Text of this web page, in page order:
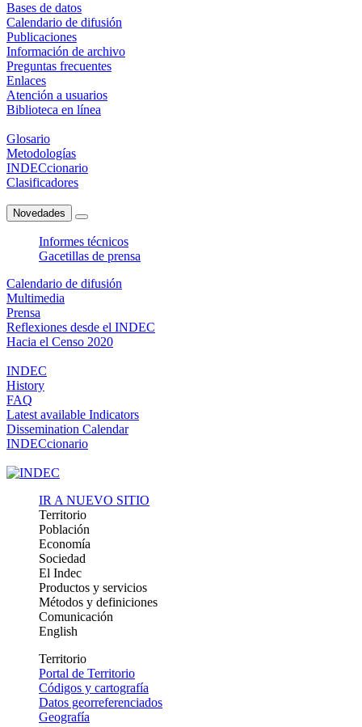
Bases de datos
Calendario de difusión
Publicaciones
Información de archivo
Preguntas frecuentes
Enlaces
Atención a usuarios
Biblioteca en línea
Glosario
Metodologías
INDECcionario
Clasificadores
Novedades
Informes técnicos
Gacetillas de prensa
Calendario de difusión
Multimedia
Prensa
Reflexiones desde el INDEC
Hacia el Censo 2020
INDEC
History
FAQ
Latest available Indicators
Dissemination Calendar
INDECcionario
IR A NUEVO SITIO
Territorio
Población
Economía
Sociedad
El Indec
Productos y servicios
Métodos y definiciones
Comunicación
English
Territorio
Portal de Territorio
Códigos y cartografía
Datos georreferenciados
Geografía